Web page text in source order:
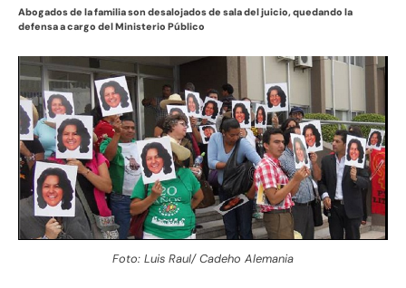
Abogados de la familia son desalojados de sala del juicio, quedando la
defensa a cargo del Ministerio Público
Foto: Luis Raul/ Cadeho Alemania